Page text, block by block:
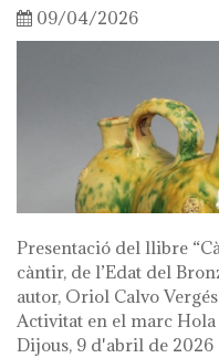
09/04/2026
Presentació del llibre
càntir, de l’Edat del
autor, Oriol Calvo
Activitat en el marc
Dijous, 9 d'abril de 2026